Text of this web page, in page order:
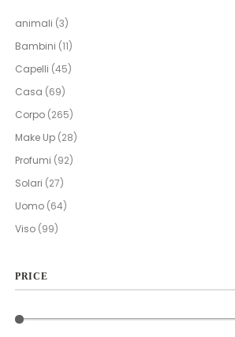
animali (3)
Bambini (11)
Capelli (45)
Casa (69)
Corpo (265)
Make Up (28)
Profumi (92)
Solari (27)
Uomo (64)
Viso (99)
PRICE